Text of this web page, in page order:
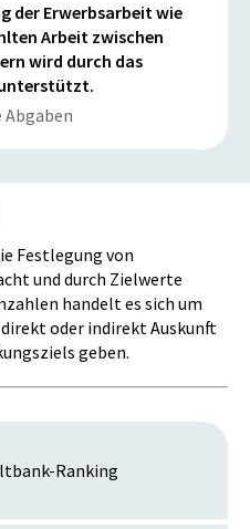
der Erwerbsarbeit wie
Arbeit zwischen
wird durch das
Abgaben
Festlegung von
und durch Zielwerte
handelt es sich um
oder indirekt Auskunft
geben.
Ranking